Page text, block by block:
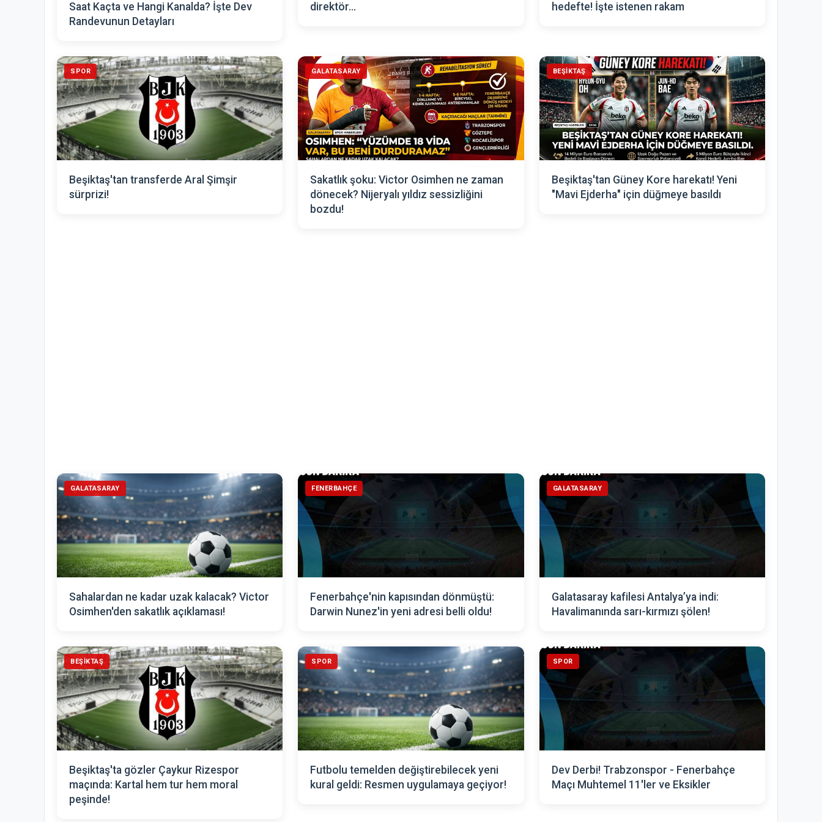
Saat Kaçta ve Hangi Kanalda? İşte Dev
Randevunun Detayları
direktör...
hedefte! İşte istenen rakam
SPOR
Beşiktaş'tan transferde Aral Şimşir
sürprizi!
GALATASARAY
Sakatlık şoku: Victor Osimhen ne zaman
dönecek? Nijeryalı yıldız sessizliğini
bozdu!
BEŞIKTAŞ
Beşiktaş'tan Güney Kore harekatı! Yeni
"Mavi Ejderha" için düğmeye basıldı
GALATASARAY
Sahalardan ne kadar uzak kalacak? Victor
Osimhen'den sakatlık açıklaması!
FENERBAHÇE
Fenerbahçe'nin kapısından dönmüştü:
Darwin Nunez'in yeni adresi belli oldu!
GALATASARAY
Galatasaray kafilesi Antalya’ya indi:
Havalimanında sarı-kırmızı şölen!
BEŞIKTAŞ
Beşiktaş'ta gözler Çaykur Rizespor
maçında: Kartal hem tur hem moral
peşinde!
SPOR
Futbolu temelden değiştirebilecek yeni
kural geldi: Resmen uygulamaya geçiyor!
SPOR
Dev Derbi! Trabzonspor - Fenerbahçe
Maçı Muhtemel 11'ler ve Eksikler